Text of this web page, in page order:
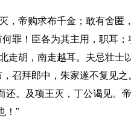
帝购求布千金；敢有舍匿
罪！臣各为其主用，职耳
走胡，南走越耳。夫忌壮
召拜郎中，朱家遂不复见
。及项王灭，丁公谒见。
！"